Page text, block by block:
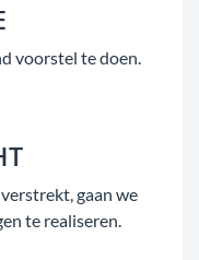
voorstel te doen.
gaan we
te realiseren.